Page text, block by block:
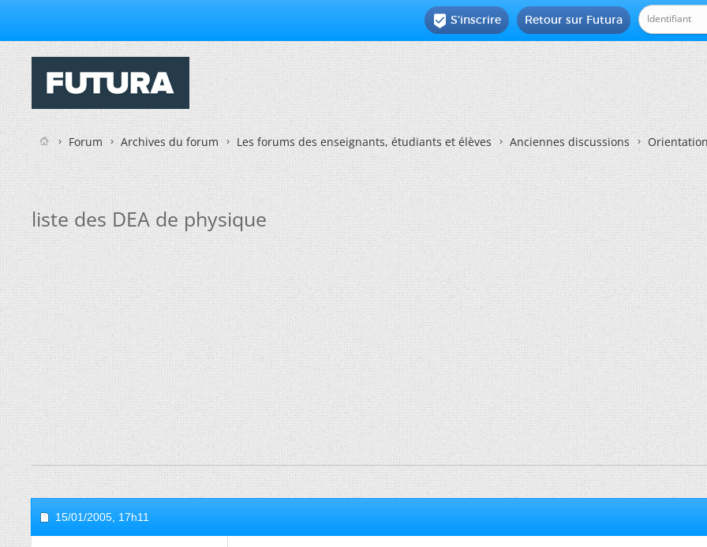
Retour sur Futura
 S'inscrire
Forum Archives du forum Les forums des enseignants, étudiants et élèves Anciennes discussions
liste des DEA de physique
15/01/2005, 17h11